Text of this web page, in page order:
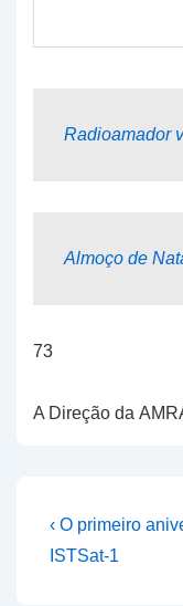
Radioamador
Almoço de
73
A Direção da
de
Previous
Post
‹ O primeiro
ISTSat-1